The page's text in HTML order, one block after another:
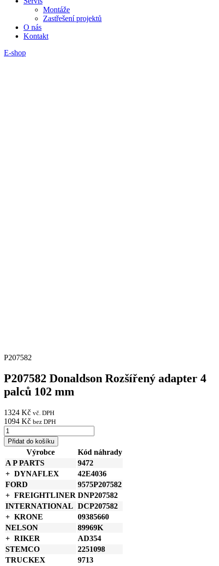
Montáže
Zastřešení projektů
O nás
Kontakt
E-shop
P207582
P207582 Donaldson Rozšířený adapter 4
palců 102 mm
1324 Kč vč. DPH
1094 Kč bez DPH
P207582
Donaldson
Rozšířený
4
palců
102
mm
množství
Přidat do košíku
Výrobce
Kód náhrady
A P PARTS
9472
DYNAFLEX
42E4036
FORD
9575P207582
FREIGHTLINER DNP207582
INTERNATIONAL DCP207582
KRONE
09385660
NELSON
89969K
RIKER
AD354
STEMCO
2251098
TRUCKEX
9713